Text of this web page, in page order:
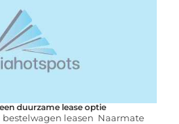
duurzame lease optie
bestelwagen leasen Naarmate